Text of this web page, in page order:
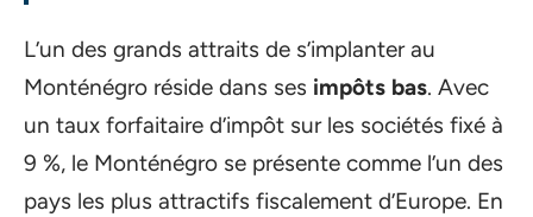
L’un des grands attraits de s’implanter au
Monténégro réside dans ses impôts bas. Avec
un taux forfaitaire d’impôt sur les sociétés fixé à
9 %, le Monténégro se présente comme l’un des
pays les plus attractifs fiscalement d’Europe. En